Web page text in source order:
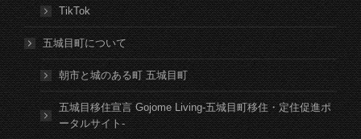
TikTok
五城目町について
朝市と城のある町 五城目町
五城目移住宣言 Gojome Living-五城目町移住・定住促進ポ
ータルサイト-